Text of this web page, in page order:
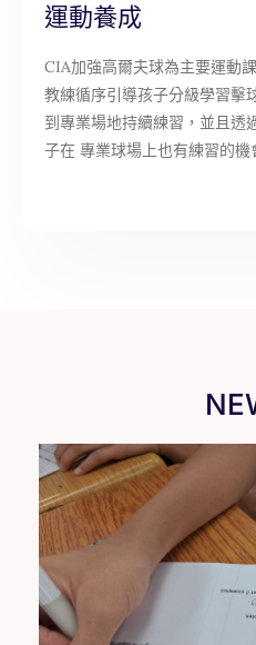
運動養成
CIA加強高爾夫球為主要運動
教練循序引導孩子分級學習擊
到專業場地持續練習，並且透
子在 專業球場上也有練習的機